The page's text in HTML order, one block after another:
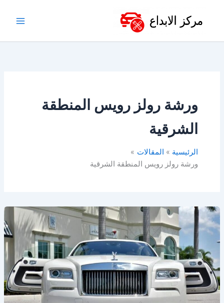
ورشة رولز رويس المنطقة
الشرقية
الرئيسية
المقالات
ورشة رولز رويس المنطقة الشرقية
ورشة
رولز
رويس
الدمام
–
ورشة
رولز
رويس